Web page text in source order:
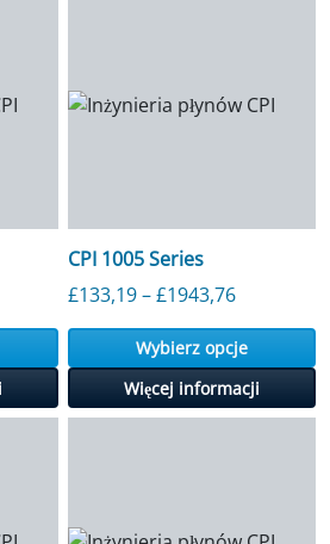
cenowy: od 220,97 GBP do
CPI 1005 Series
£133,19–£1943,76Przedział
Wybierz opcje
Więcej informacji